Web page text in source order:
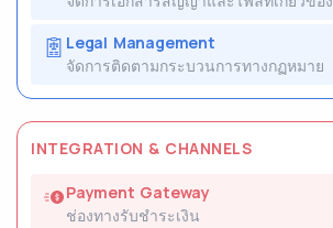
Legal Management
จัดการติดตามกระบวนการทางกฏหมาย
INTEGRATION & CHANNELS
Payment Gateway
ช่องทางรับชำระเงิน